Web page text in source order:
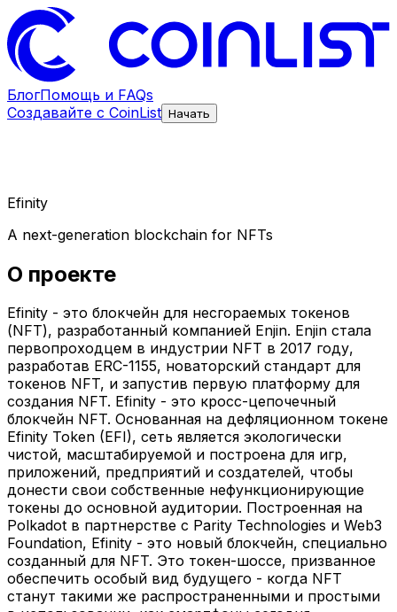
БлогПомощь и FAQs
Создавайте с CoinList Начать
Efinity
A next-generation blockchain for NFTs
О проекте
Efinity - это блокчейн для несгораемых токенов
(NFT), разработанный компанией Enjin. Enjin стала
первопроходцем в индустрии NFT в 2017 году,
разработав ERC-1155, новаторский стандарт для
токенов NFT, и запустив первую платформу для
создания NFT. Efinity - это кросс-цепочечный
блокчейн NFT. Основанная на дефляционном токене
Efinity Token (EFI), сеть является экологически
чистой, масштабируемой и построена для игр,
приложений, предприятий и создателей, чтобы
донести свои собственные нефункционирующие
токены до основной аудитории. Построенная на
Polkadot в партнерстве с Parity Technologies и Web3
Foundation, Efinity - это новый блокчейн, специально
созданный для NFT. Это токен-шоссе, призванное
обеспечить особый вид будущего - когда NFT
станут такими же распространенными и простыми